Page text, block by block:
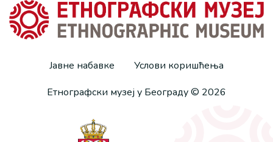
Јавне набавке
Услови коришћења
Етнографски музеј у Београду © 2026